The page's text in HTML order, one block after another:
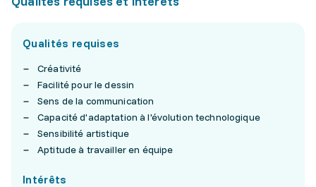
Qualités requises
Créativité
Facilité pour le dessin
Sens de la communication
Capacité d'adaptation à l'évolution technologique
Sensibilité artistique
Aptitude à travailler en équipe
Intérêts